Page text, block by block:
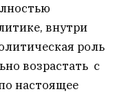
внутри
роль
возрастать с
настоящее